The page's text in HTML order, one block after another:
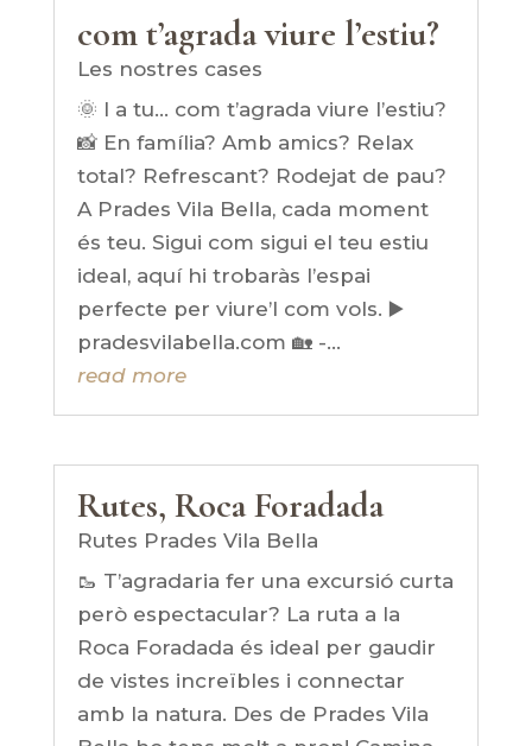
com t’agrada viure l’estiu?
Les nostres cases
🌞 I a tu… com t’agrada viure l’estiu?
📸 En família? Amb amics? Relax
total? Refrescant? Rodejat de pau?
A Prades Vila Bella, cada moment
és teu. Sigui com sigui el teu estiu
ideal, aquí hi trobaràs l’espai
perfecte per viure’l com vols. ▶️
pradesvilabella.com 🏡 -...
read more
Rutes, Roca Foradada
Rutes Prades Vila Bella
🥾 T’agradaria fer una excursió curta
però espectacular? La ruta a la
Roca Foradada és ideal per gaudir
de vistes increïbles i connectar
amb la natura. Des de Prades Vila